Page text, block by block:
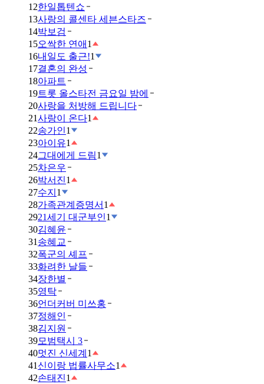
12한일톱텐쇼
13사랑의 콜센타 세븐스타즈
14박보검
15오싹한 연애 1
16내일도 출근!1
17결혼의 완성
18아파트
19트롯 올스타전 금요일 밤에
20사랑을 처방해 드립니다
21사랑이 온다1
22송가인1
23아이유1
24그대에게 드림1
25차은우
26박서진1
27수지 1
28가족관계증명서 1
2921세기 대군부인1
30김혜윤
31 송혜교
32폭군의 셰프
33화려한 날들
34장한별
35영탁
36언더커버 미쓰홍
37정해인
38김지원
39모범택시 3
40멋진 신세계 1
41 신이랑 법률사무소1
42손태진1